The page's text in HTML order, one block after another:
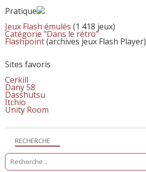
RECHERCHE
Pratique
Jeux Flash émulés (1 418 jeux)
Catégorie "Dans le rétro"
Flashpoint(archives jeux Flash Player)
Sites favoris
Cerkill
Dany 58
Dasshutsu
Itchio
Unity Room